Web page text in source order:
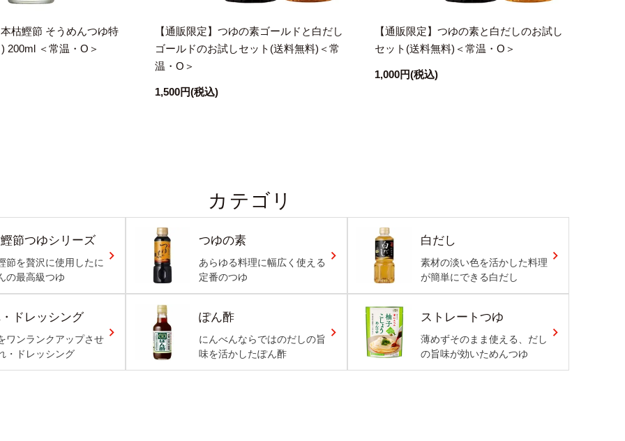
枯鰹節 そうめんつゆ特
200ml ＜常温・O＞
【通販限定】つゆの素ゴールドと白だし
ゴールドのお試しセット(送料無料)＜常
温・O＞
1,500円(税込)
【通販限定】つゆの素と白だしのお試し
セット(送料無料)＜常温・O＞
1,000円(税込)
節つゆシリーズ
節を贅沢に使用したに
の最高級つゆ
つゆの素
あらゆる料理に幅広く使える
定番のつゆ
白だし
素材の淡い色を活かした料理
が簡単にできる白だし
ドレッシング
ワンランクアップさせ
・ドレッシング
ぽん酢
にんべんならではのだしの旨
味を活かしたぽん酢
ストレートつゆ
薄めずそのまま使える、だし
の旨味が効いためんつゆ
カテゴリ